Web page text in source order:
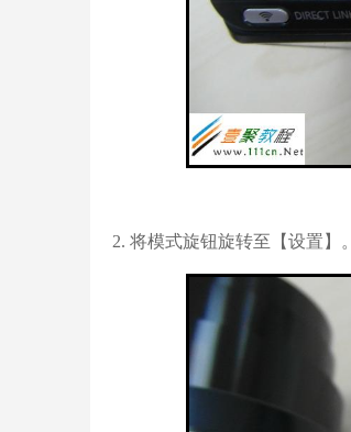
2. 将模式旋钮旋转至【设置】。